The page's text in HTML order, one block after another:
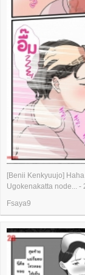
[Benii Kenkyuujo]
Ugokenakatta node... -
Fsaya9